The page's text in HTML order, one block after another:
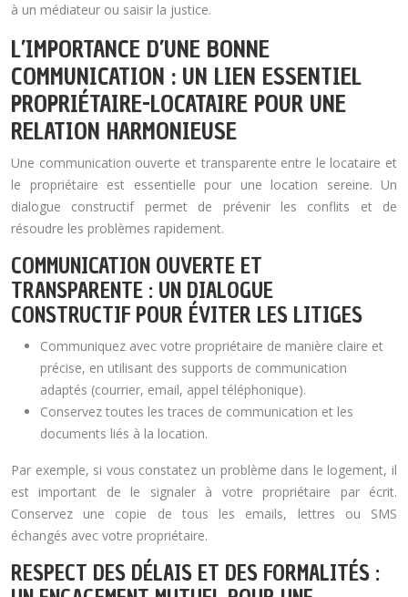
à un médiateur ou saisir la justice.
L’IMPORTANCE D’UNE BONNE
COMMUNICATION : UN LIEN ESSENTIEL
PROPRIÉTAIRE-LOCATAIRE POUR UNE
RELATION HARMONIEUSE
Une communication ouverte et transparente entre le locataire et
le propriétaire est essentielle pour une location sereine. Un
dialogue constructif permet de prévenir les conflits et de
résoudre les problèmes rapidement.
COMMUNICATION OUVERTE ET
TRANSPARENTE : UN DIALOGUE
CONSTRUCTIF POUR ÉVITER LES LITIGES
Communiquez avec votre propriétaire de manière claire et
précise, en utilisant des supports de communication
adaptés (courrier, email, appel téléphonique).
Conservez toutes les traces de communication et les
documents liés à la location.
Par exemple, si vous constatez un problème dans le logement, il
est important de le signaler à votre propriétaire par écrit.
Conservez une copie de tous les emails, lettres ou SMS
échangés avec votre propriétaire.
RESPECT DES DÉLAIS ET DES FORMALITÉS :